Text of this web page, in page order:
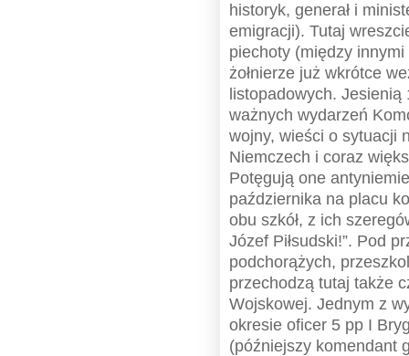
historyk, generał i
emigracji). Tutaj
piechoty (między
żołnierze już wkrótce
listopadowych.
ważnych wydarzeń
wojny, wieści o sytuacji
Niemczech i coraz
Potęgują one
października na placu
obu szkół, z ich
Józef Piłsudski!”. Pod
podchorążych,
przechodzą tutaj także
Wojskowej. Jednym z
okresie oficer 5 pp I
(późniejszy komendant